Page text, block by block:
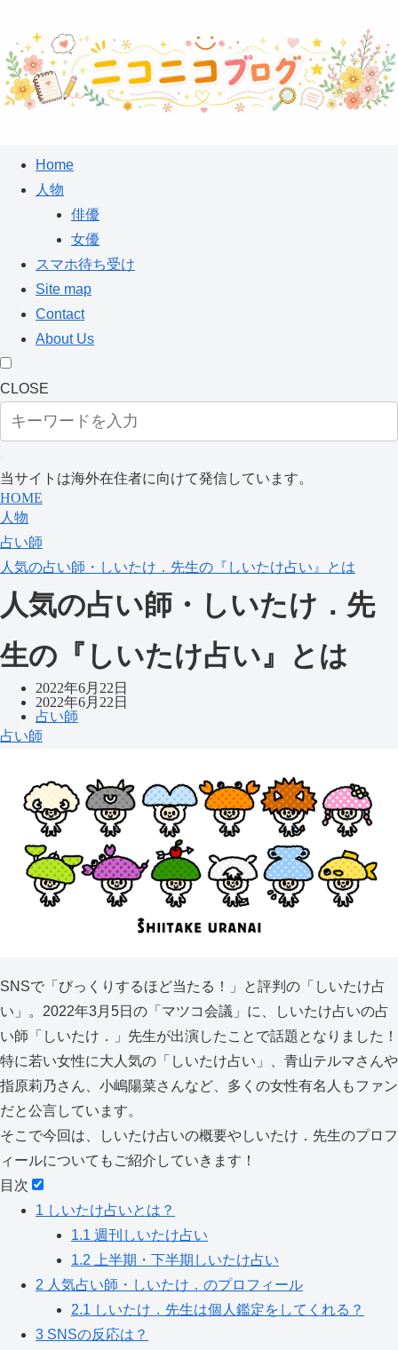
Home
人物
俳優
女優
スマホ待ち受け
Site map
Contact
About Us
CLOSE
当サイトは海外在住者に向けて発信しています。
HOME
人物
占い師
人気の占い師・しいたけ．先生の『しいたけ占い』とは
人気の占い師・しいたけ．先
生の『しいたけ占い』とは
2022年6月22日
2022年6月22日
占い師
占い師
SNSで「びっくりするほど当たる！」と評判の「しいたけ占
い」。2022年3月5日の「マツコ会議」に、しいたけ占いの占
い師「しいたけ．」先生が出演したことで話題となりました！
特に若い女性に大人気の「しいたけ占い」、青山テルマさんや
指原莉乃さん、小嶋陽菜さんなど、多くの女性有名人もファン
だと公言しています。
そこで今回は、しいたけ占いの概要やしいたけ．先生のプロフ
ィールについてもご紹介していきます！
目次
1 しいたけ占いとは？
1.1 週刊しいたけ占い
1.2 上半期・下半期しいたけ占い
2 人気占い師・しいたけ．のプロフィール
2.1 しいたけ．先生は個人鑑定をしてくれる？
3 SNSの反応は？